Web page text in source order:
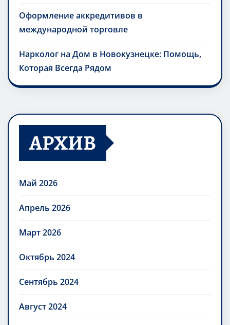
Оформление аккредитивов в
международной торговле
Нарколог на Дом в Новокузнецке: Помощь,
Которая Всегда Рядом
АРХИВ
Май 2026
Апрель 2026
Март 2026
Октябрь 2024
Сентябрь 2024
Август 2024